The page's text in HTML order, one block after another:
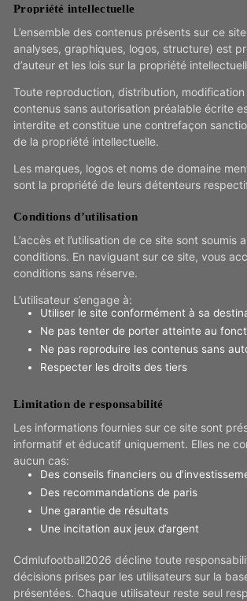
Propriété intellectuelle
L’ensemble des contenus présents sur ce
analyses, graphiques, logos, structure) est
d’auteur et les lois sur la propriété
Toute reproduction, distribution,
contenus sans autorisation préalable écrite
interdite et constitue une contrefaçon
de la propriété intellectuelle.
Les marques, logos et noms de domaine
sont la propriété de leurs détenteurs
Conditions d’utilisation
L’accès et l’utilisation de ce site sont soumis
conditions. En naviguant sur ce site, vous
conditions sans réserve.
L’utilisateur s’engage à:
Utiliser le site conformément à sa
Ne pas tenter de porter atteinte au
Ne pas reproduire les contenus sans
Respecter les droits des tiers
Limitation de responsabilité
Les informations fournies sur ce site sont
informatif et éducatif uniquement. Elles ne
aucun cas:
Des conseils financiers ou
Des recommandations de paris
Une garantie de résultats
Une incitation aux jeux d’argent
Cdmlufootball2026 décline toute
décisions prises par les utilisateurs sur la
présentées. Chaque utilisateur reste seul